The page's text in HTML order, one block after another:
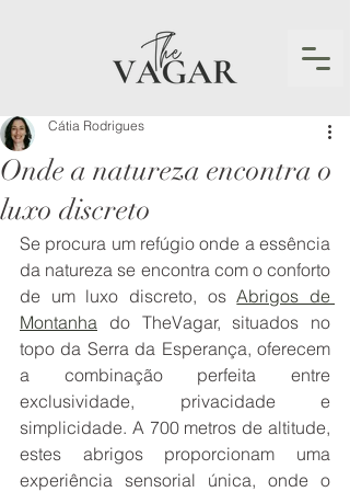
Onde a natureza encontra o
luxo discreto
Cátia Rodrigues
Se procura um refúgio onde a essência
da natureza se encontra com o conforto
de um luxo discreto, os Abrigos de
Montanha do TheVagar, situados no
topo da Serra da Esperança, oferecem
a combinação perfeita entre
exclusividade, privacidade e
simplicidade. A 700 metros de altitude,
estes abrigos proporcionam uma
experiência sensorial única, onde o